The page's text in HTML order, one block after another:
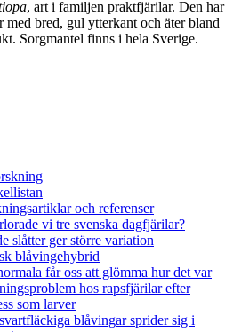
, art i familjen praktfjärilar. Den har
med bred, gul ytterkant och äter bland
Sorgmantel finns i hela Sverige.
och referenser
vi tre svenska dagfjärilar?
slåtter ger större variation
blåvingehybrid
får oss att glömma hur det var
hos rapsfjärilar efter
som larver
blåvingar sprider sig i